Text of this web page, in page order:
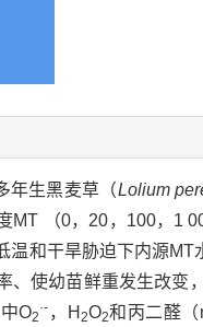
年生黑麦草（Lolium
MT （0，20，100，1
温和干旱胁迫下内源MT
、使幼苗鲜重发生改变
O2
·- ，H 2O2和丙二醛